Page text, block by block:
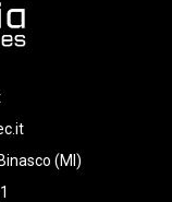
(MI)